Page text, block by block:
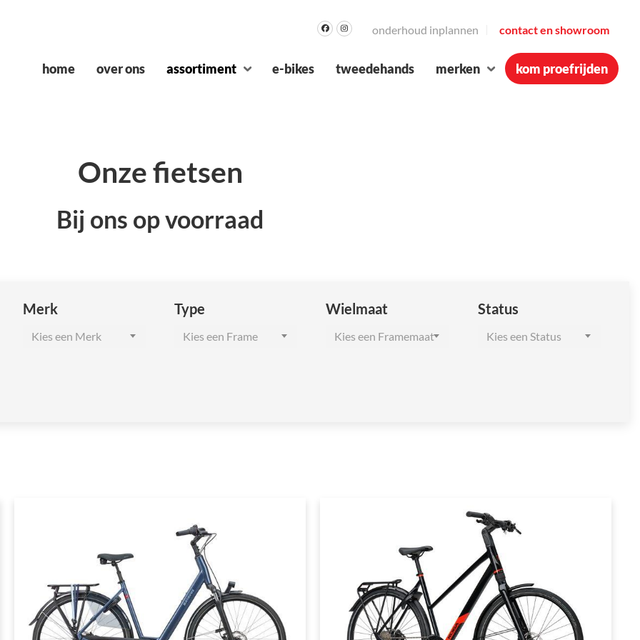
onderhoud inplannen contact en showroom
home over ons assortiment e-bikes tweedehands merken kom proefrijden
Onze fietsen
Bij ons op voorraad
Merk
Kies een Merk
Type
Kies een Frame
Wielmaat
Kies een Framemaat
Status
Kies een Status